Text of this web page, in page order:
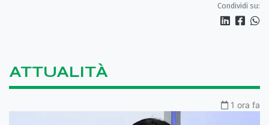
Condividi su:
ATTUALITÀ
1 ora fa